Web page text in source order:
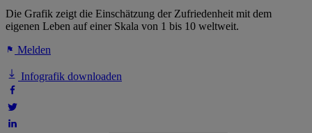
Die Grafik zeigt die Einschätzung der Zufriedenheit mit dem
eigenen Leben auf einer Skala von 1 bis 10 weltweit.
Melden
Infografik downloaden